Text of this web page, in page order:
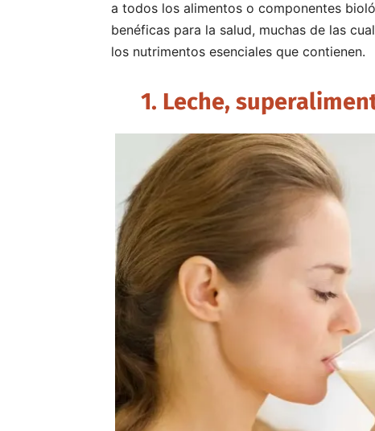
a todos los alimentos o componentes
benéficas para la salud, muchas de las
los nutrimentos esenciales que contienen.
1. Leche,